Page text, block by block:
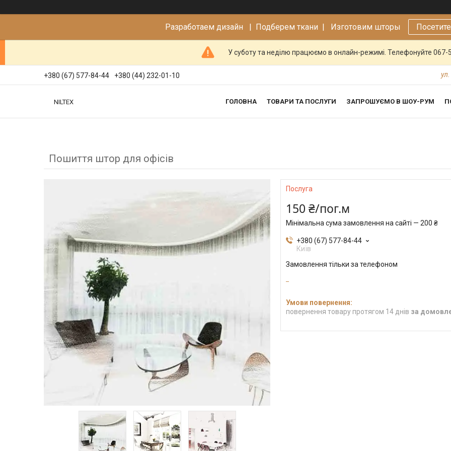
Разработаем дизайн | Подберем ткани | Изготовим шторы
У суботу та неділю працюємо в онлайн-режимі. Телефонуйте 067-
+380 (67) 577-84-44 +380 (44) 232-01-10
NILTEX ГОЛОВНА ТОВАРИ ТА ПОСЛУГИ ЗАПРОШУЄМО В ШОУ-РУМ
Пошиття штор для офісів
Послуга
150 ₴/пог.м
Мінімальна сума замовлення на сайті — 200 ₴
+380 (67) 577-84-44
Київ
Замовлення тільки за телефоном
повернення товару протягом 14 днів за